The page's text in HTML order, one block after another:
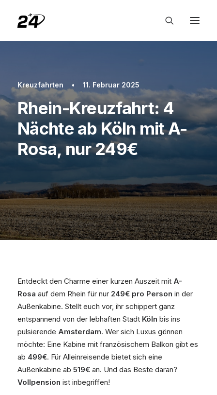
Kreuzfahrten • 11. Februar 2025
Rhein-Kreuzfahrt: 4
Nächte ab Köln mit A-
Rosa, nur 249€
Entdeckt den Charme einer kurzen Auszeit mit A-
Rosa auf dem Rhein für nur 249€ pro Person in der
Außenkabine. Stellt euch vor, ihr schippert ganz
entspannend von der lebhaften Stadt Köln bis ins
pulsierende Amsterdam. Wer sich Luxus gönnen
möchte: Eine Kabine mit französischem Balkon gibt es
ab 499€. Für Alleinreisende bietet sich eine
Außenkabine ab 519€ an. Und das Beste daran?
Vollpension ist inbegriffen!